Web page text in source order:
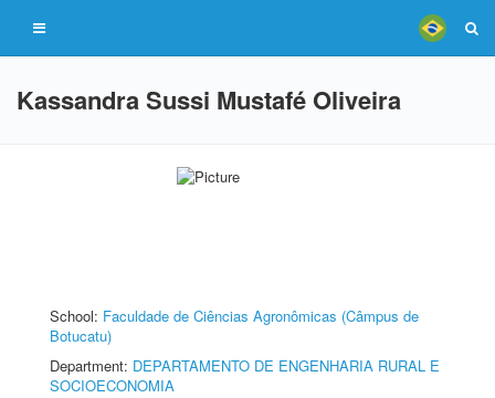
Kassandra Sussi Mustafé Oliveira
School: Faculdade de Ciências Agronômicas (Câmpus de
Botucatu)
Department: DEPARTAMENTO DE ENGENHARIA RURAL E
SOCIOECONOMIA